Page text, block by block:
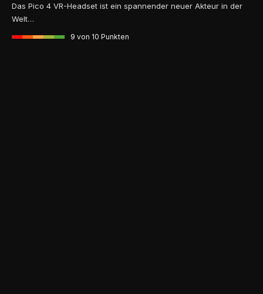
Das Pico 4 VR-Headset ist ein spannender neuer Akteur in der
Welt…
9 von 10 Punkten